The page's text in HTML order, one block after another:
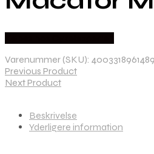
Varenummer (SKU): 4003318961489
Previous Product
Next Product
Beskrivelse
Yderligere information